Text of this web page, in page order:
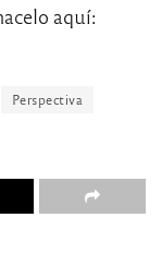
aquí:
Perspectiva